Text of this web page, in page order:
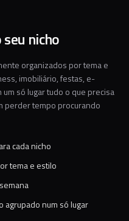
nicho
organizados por tema e
imobiliário, festas, e-
só lugar tudo o que precisa
perder tempo procurando
cada nicho
tema e estilo
num só lugar